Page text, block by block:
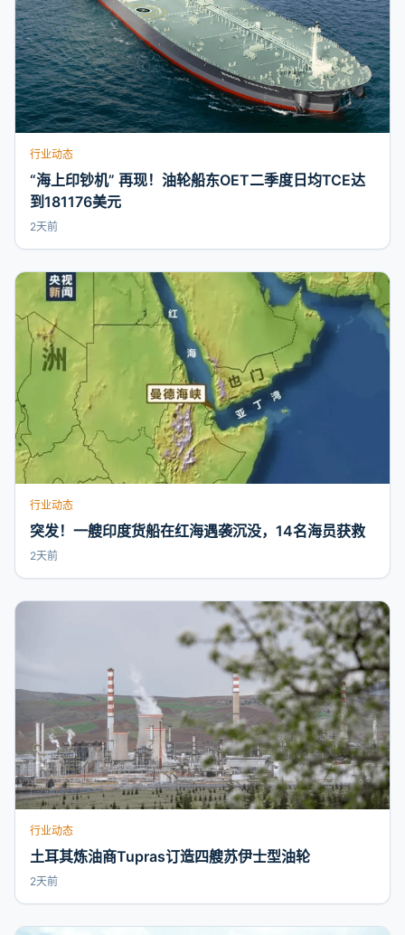
行业动态
“海上印钞机” 再现！油轮船东OET二季度日均TCE达
到181176美元
2天前
行业动态
突发！一艘印度货船在红海遇袭沉没，14名海员获救
2天前
行业动态
土耳其炼油商Tupras订造四艘苏伊士型油轮
2天前